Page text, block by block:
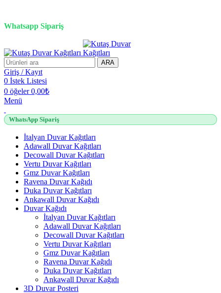
Whatsapp Sipariş
ARA
Giriş / Kayıt
0 İstek Listesi
0 öğeler 0,00₺
Menü
WhatsApp Sipariş
İtalyan Duvar Kağıtları
Adawall Duvar Kağıtları
Decowall Duvar Kağıtları
Vertu Duvar Kağıtları
Gmz Duvar Kağıtları
Ravena Duvar Kağıdı
Duka Duvar Kağıtları
Ankawall Duvar Kağıdı
Duvar Kağıdı
İtalyan Duvar Kağıtları
Adawall Duvar Kağıtları
Decowall Duvar Kağıtları
Vertu Duvar Kağıtları
Gmz Duvar Kağıtları
Ravena Duvar Kağıdı
Duka Duvar Kağıtları
Ankawall Duvar Kağıdı
3D Duvar Posteri